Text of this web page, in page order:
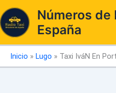
al
contenido
Números de
España
Inicio » Lugo » Taxi IváN En